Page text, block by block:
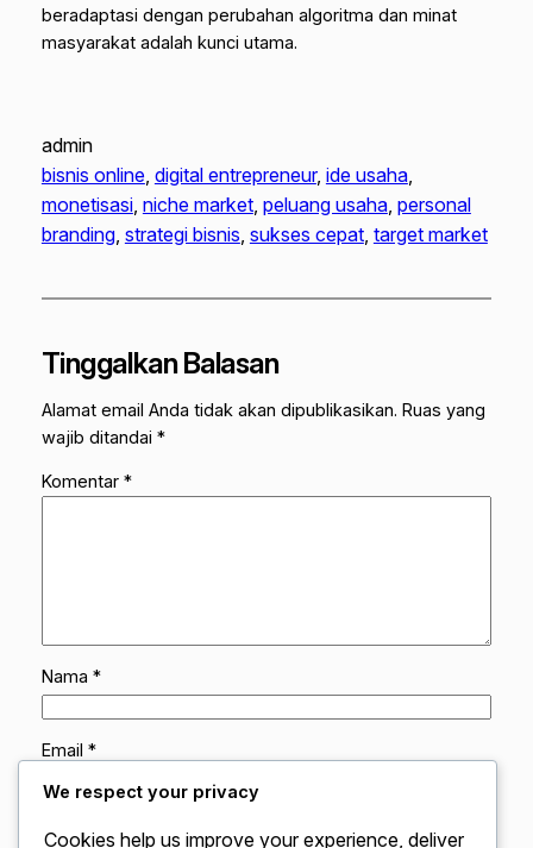
beradaptasi dengan perubahan algoritma dan minat
masyarakat adalah kunci utama.
admin
bisnis online, digital entrepreneur, ide usaha
monetisasi, niche market, peluang usaha, personal
branding, strategi bisnis, sukses cepat, target market
Tinggalkan Balasan
Alamat email Anda tidak akan dipublikasikan. Ruas yang
wajib ditandai *
Komentar *
Nama *
Email *
We respect your privacy
Cookies help us improve your experience, deliver